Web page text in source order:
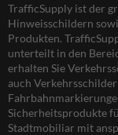
TrafficSupply ist der
Hinweisschildern
Produkten.
unterteilt in den
erhalten Sie
auch
Sicherheitsprodukte
Stadtmobiliar mit